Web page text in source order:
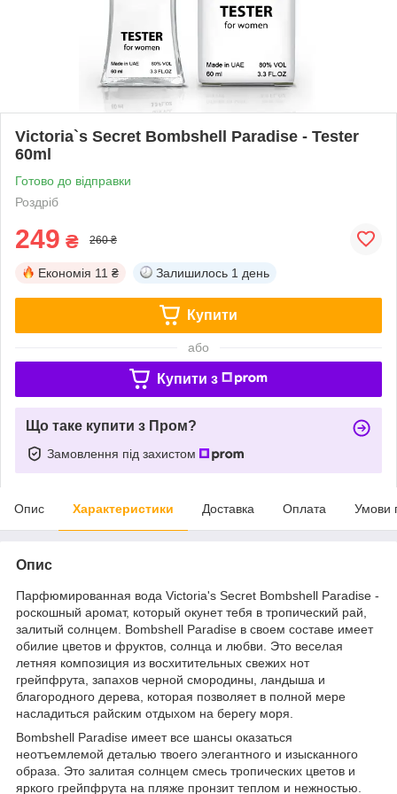
Victoria`s Secret Bombshell Paradise - Tester
60ml
Готово до відправки
Роздріб
249 ₴ 260 ₴
Економія 11 ₴ Залишилось 1 день
Купити
або
Купити з
Що таке купити з Пром?
Замовлення під захистом
Опис Характеристики Доставка Оплата Умови
Опис
Парфюмированная вода Victoria's Secret Bombshell Paradise -
роскошный аромат, который окунет тебя в тропический рай,
залитый солнцем. Bombshell Paradise в своем составе имеет
обилие цветов и фруктов, солнца и любви. Это веселая
летняя композиция из восхитительных свежих нот
грейпфрута, запахов черной смородины, ландыша и
благородного дерева, которая позволяет в полной мере
насладиться райским отдыхом на берегу моря.
Bombshell Paradise имеет все шансы оказаться
неотъемлемой деталью твоего элегантного и изысканного
образа. Это залитая солнцем смесь тропических цветов и
яркого грейпфрута на пляже пронзит теплом и нежностью.